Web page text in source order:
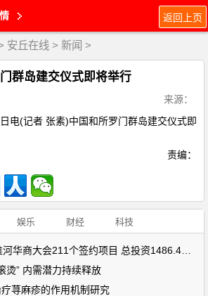
返回上页
安丘在线 > 新闻 >
群岛建交仪式即将举行
来源：
(记者 张素)中国和所罗门群岛建交仪式即
责编：
娱乐 财经 科技
烫” 内需潜力持续释放
荨麻疹的作用机制研究